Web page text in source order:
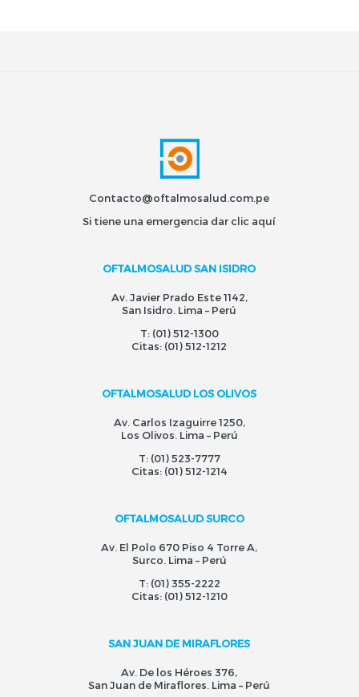
Contacto@oftalmosalud.com.pe
Si tiene una emergencia dar clic aquí
OFTALMOSALUD SAN ISIDRO
Av. Javier Prado Este 1142,
San Isidro. Lima – Perú
T: (01) 512-1300
Citas: (01) 512-1212
OFTALMOSALUD LOS OLIVOS
Av. Carlos Izaguirre 1250,
Los Olivos. Lima – Perú
T: (01) 523-7777
Citas: (01) 512-1214
OFTALMOSALUD SURCO
Av. El Polo 670 Piso 4 Torre A,
Surco. Lima – Perú
T: (01) 355-2222
Citas: (01) 512-1210
SAN JUAN DE MIRAFLORES
Av. De los Héroes 376,
San Juan de Miraflores. Lima – Perú